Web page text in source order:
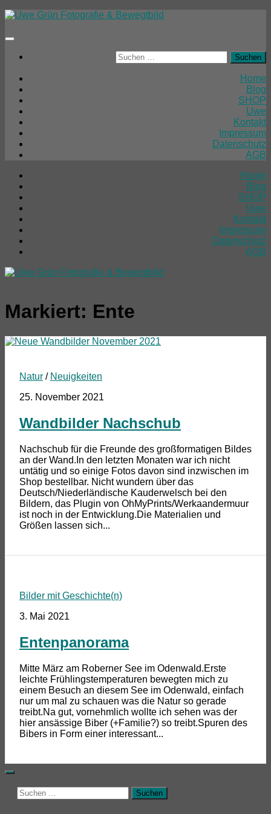
Unter
Inhalt
Suchen
nach:
Home
Blog
SHOP
Uwe
Kontakt
Impressum
Datenschutz
AGB
Home
Blog
SHOP
Uwe
Kontakt
Impressum
Datenschutz
AGB
Markiert: Ente
Natur / Neuigkeiten
25. November 2021
Wandbilder Nachschub
Nachschub für die Freunde des großformatigen Bildes
an der Wand.In den letzten Monaten war ich nicht
untätig und so einige Fotos davon sind inzwischen im
Shop bestellbar. Nicht wundern über das
Deutsch/Niederländische Kauderwelsch bei den
Bildern, das Plugin von OhMyPrints/Werkaandermuur
ist noch in der Entwicklung.Die Materialien und
Größen lassen sich...
Bilder mit Geschichte(n)
3. Mai 2021
Entenpanorama
Mitte März am Roberner See im Odenwald.Erste
leichte Frühlingstemperaturen bewegten mich zu
einem Besuch an diesem See im Odenwald, einfach
nur um mal zu schauen was die Natur so gerade
treibt.Na gut, vornehmlich wollte ich sehen was der
hier ansässige Biber (+Familie?) so treibt.Spuren des
Bibers in Form einer interessant...
Suchen
nach: